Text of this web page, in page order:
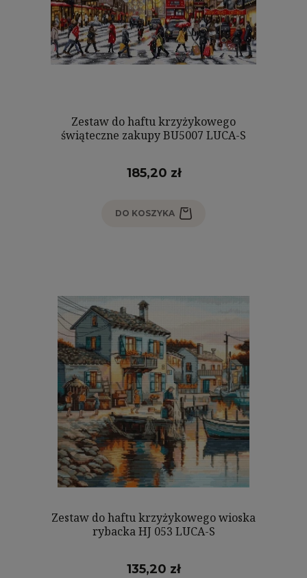
Zestaw do haftu krzyżykowego
świąteczne zakupy BU5007 LUCA-S
185,20 zł
DO KOSZYKA
Zestaw do haftu krzyżykowego wioska
rybacka HJ 053 LUCA-S
135,20 zł